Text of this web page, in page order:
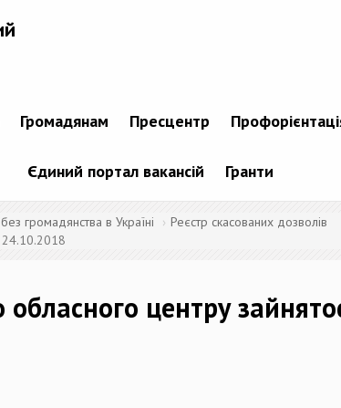
Громадянам Пресцентр
Єдиний портал вакансій Гранти
громадянства в Україні
Реєстр скасованих дозволів
24.10.2018
центру